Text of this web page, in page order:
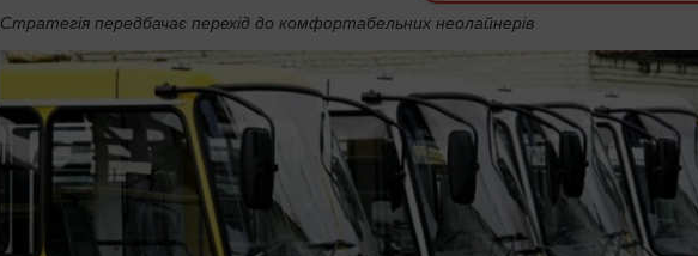
Стратегія передбачає перехід до комфортабельних неолайнерів